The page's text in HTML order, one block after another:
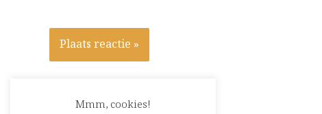
Mmm, cookies!